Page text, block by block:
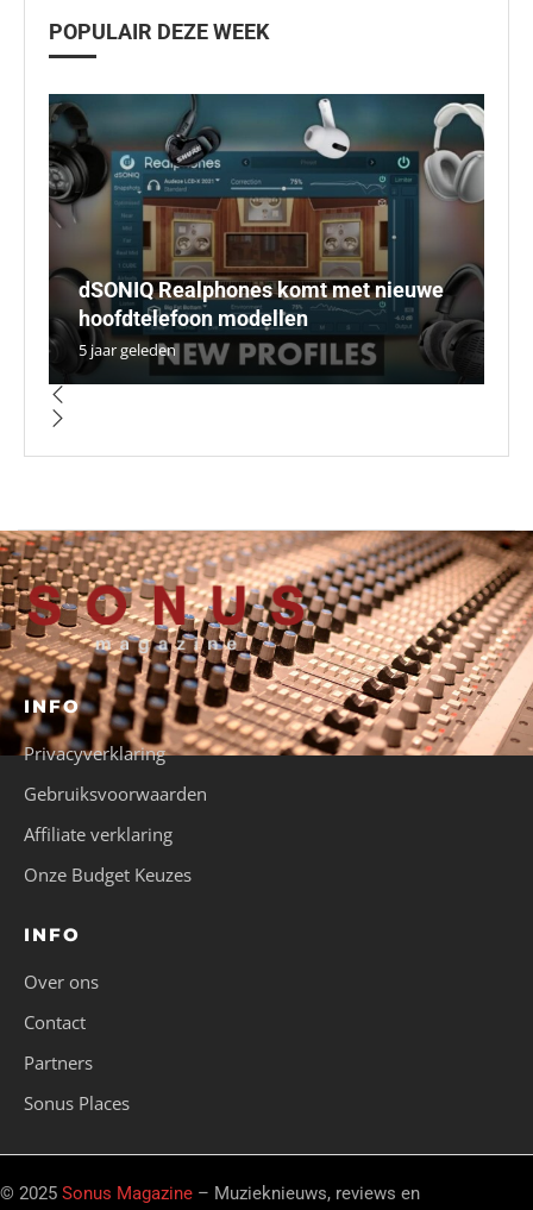
POPULAIR DEZE WEEK
dSONIQ Realphones komt met nieuwe
hoofdtelefoon modellen
5 jaar geleden
INFO
Privacyverklaring
Gebruiksvoorwaarden
Affiliate verklaring
Onze Budget Keuzes
INFO
Over ons
Contact
Partners
Sonus Places
© 2025 Sonus Magazine – Muzieknieuws, reviews en